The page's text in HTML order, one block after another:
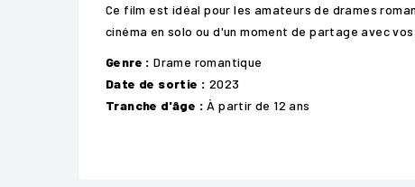
Ce film est idéal pour les amateurs de drames
cinéma en solo ou d'un moment de partage avec
Genre : Drame romantique
Date de sortie : 2023
Tranche d'âge : À partir de 12 ans